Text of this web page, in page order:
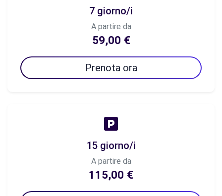
7 giorno/i
A partire da
59,00 €
Prenota ora
15 giorno/i
A partire da
115,00 €